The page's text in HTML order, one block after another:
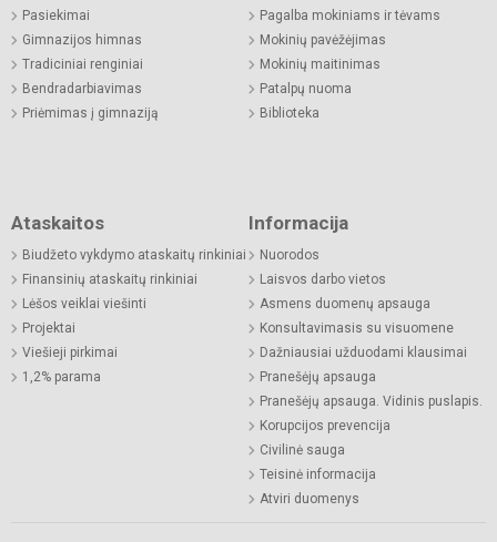
Pasiekimai
Gimnazijos himnas
Tradiciniai renginiai
Bendradarbiavimas
Priėmimas į gimnaziją
Pagalba mokiniams ir tėvams
Mokinių pavėžėjimas
Mokinių maitinimas
Patalpų nuoma
Biblioteka
Ataskaitos
Biudžeto vykdymo ataskaitų rinkiniai
Finansinių ataskaitų rinkiniai
Lėšos veiklai viešinti
Projektai
Viešieji pirkimai
1,2% parama
Informacija
Nuorodos
Laisvos darbo vietos
Asmens duomenų apsauga
Konsultavimasis su visuomene
Dažniausiai užduodami klausimai
Pranešėjų apsauga
Pranešėjų apsauga. Vidinis puslapis.
Korupcijos prevencija
Civilinė sauga
Teisinė informacija
Atviri duomenys